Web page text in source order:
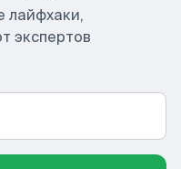
лайфхаки,
экспертов